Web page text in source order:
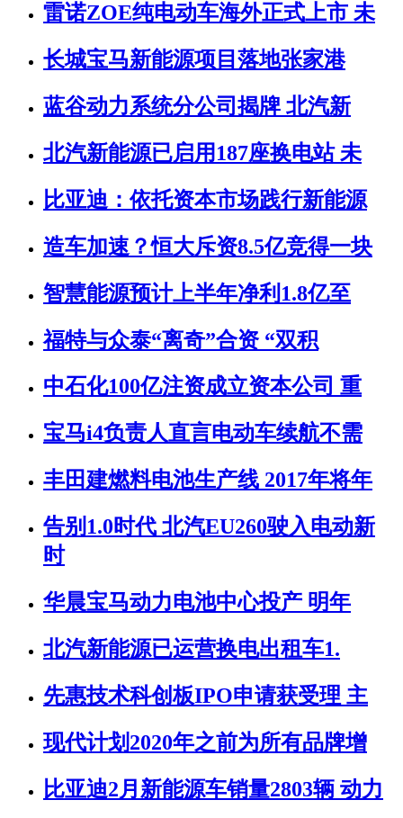
雷诺ZOE纯电动车海外正式上市 未
长城宝马新能源项目落地张家港
蓝谷动力系统分公司揭牌 北汽新
北汽新能源已启用187座换电站 未
比亚迪：依托资本市场践行新能源
造车加速？恒大斥资8.5亿竞得一块
智慧能源预计上半年净利1.8亿至
福特与众泰“离奇”合资 “双积
中石化100亿注资成立资本公司 重
宝马i4负责人直言电动车续航不需
丰田建燃料电池生产线 2017年将年
告别1.0时代 北汽EU260驶入电动新
时
华晨宝马动力电池中心投产 明年
北汽新能源已运营换电出租车1.
先惠技术科创板IPO申请获受理 主
现代计划2020年之前为所有品牌增
比亚迪2月新能源车销量2803辆 动力